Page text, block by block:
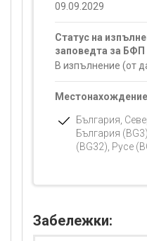
09.09.2029
Статус на
заповедта за БФП
В изпълнение (от
Местонахождение
България,
България
(BG32), Русе
Забележки: